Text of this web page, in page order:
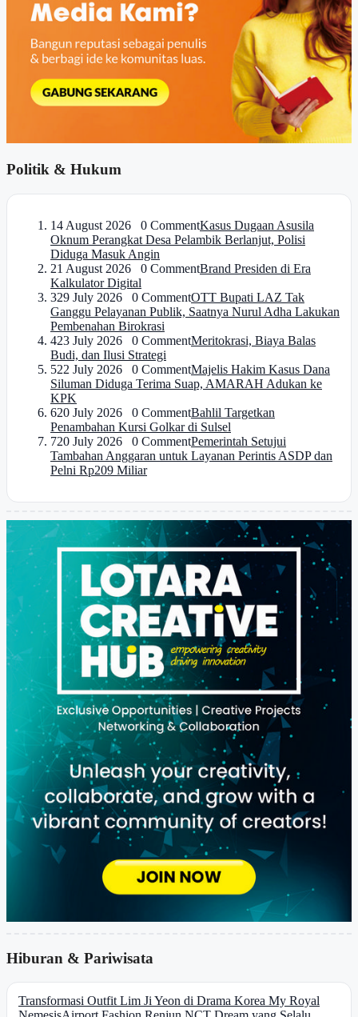
Politik & Hukum
14 August 2026 0 CommentKasus Dugaan Asusila
Oknum Perangkat Desa Pelambik Berlanjut, Polisi
Diduga Masuk Angin
21 August 2026 0 CommentBrand Presiden di Era
Kalkulator Digital
329 July 2026 0 CommentOTT Bupati LAZ Tak
Ganggu Pelayanan Publik, Saatnya Nurul Adha Lakukan
Pembenahan Birokrasi
423 July 2026 0 CommentMeritokrasi, Biaya Balas
Budi, dan Ilusi Strategi
522 July 2026 0 CommentMajelis Hakim Kasus Dana
Siluman Diduga Terima Suap, AMARAH Adukan ke
KPK
620 July 2026 0 CommentBahlil Targetkan
Penambahan Kursi Golkar di Sulsel
720 July 2026 0 CommentPemerintah Setujui
Tambahan Anggaran untuk Layanan Perintis ASDP dan
Pelni Rp209 Miliar
Hiburan & Pariwisata
Transformasi Outfit Lim Ji Yeon di Drama Korea My Royal